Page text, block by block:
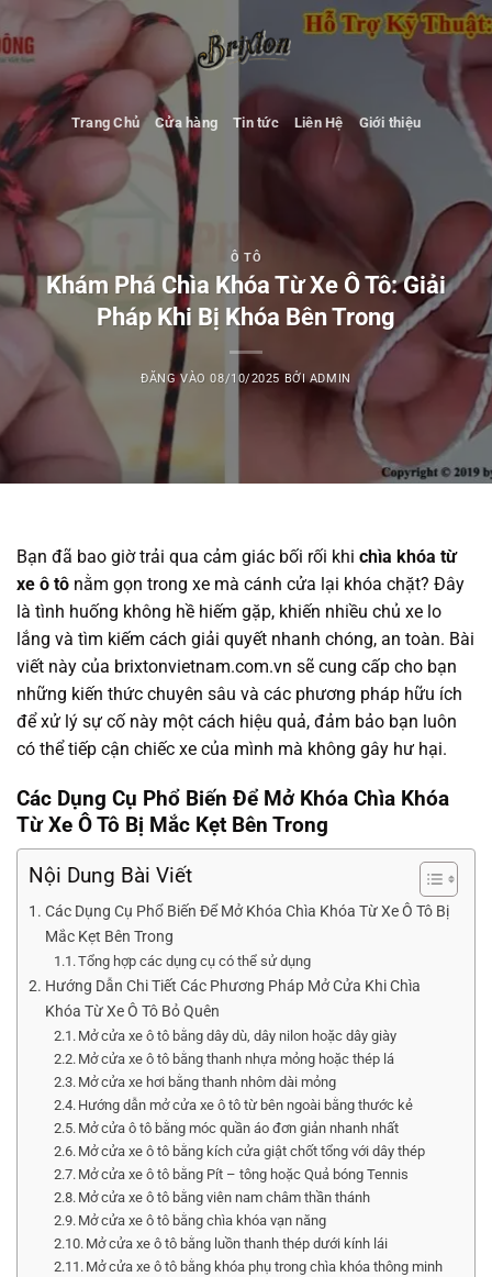
qua
nội
dung
Trang Chủ Cửa hàng Tin tức Liên Hệ Giới thiệu
Ô TÔ
Khám Phá Chìa Khóa Từ Xe Ô Tô: Giải
Pháp Khi Bị Khóa Bên Trong
ĐĂNG VÀO08/10/2025 BỞIADMIN
Bạn đã bao giờ trải qua cảm giác bối rối khi chìa khóa từ
xe ô tô nằm gọn trong xe mà cánh cửa lại khóa chặt? Đây
là tình huống không hề hiếm gặp, khiến nhiều chủ xe lo
lắng và tìm kiếm cách giải quyết nhanh chóng, an toàn. Bài
viết này của brixtonvietnam.com.vn sẽ cung cấp cho bạn
những kiến thức chuyên sâu và các phương pháp hữu ích
để xử lý sự cố này một cách hiệu quả, đảm bảo bạn luôn
có thể tiếp cận chiếc xe của mình mà không gây hư hại.
Các Dụng Cụ Phổ Biến Để Mở Khóa Chìa Khóa
Từ Xe Ô Tô Bị Mắc Kẹt Bên Trong
Nội Dung Bài Viết
Các Dụng Cụ Phổ Biến Để Mở Khóa Chìa Khóa Từ Xe Ô Tô Bị
Mắc Kẹt Bên Trong
Tổng hợp các dụng cụ có thể sử dụng
Hướng Dẫn Chi Tiết Các Phương Pháp Mở Cửa Khi Chìa
Khóa Từ Xe Ô Tô Bỏ Quên
Mở cửa xe ô tô bằng dây dù, dây nilon hoặc dây giày
Mở cửa xe ô tô bằng thanh nhựa mỏng hoặc thép lá
Mở cửa xe hơi bằng thanh nhôm dài mỏng
Hướng dẫn mở cửa xe ô tô từ bên ngoài bằng thước kẻ
Mở cửa ô tô bằng móc quần áo đơn giản nhanh nhất
Mở cửa xe ô tô bằng kích cửa giật chốt tổng với dây thép
Mở cửa xe ô tô bằng Pít – tông hoặc Quả bóng Tennis
Mở cửa xe ô tô bằng viên nam châm thần thánh
Mở cửa xe ô tô bằng chìa khóa vạn năng
Mở cửa xe ô tô bằng luồn thanh thép dưới kính lái
Mở cửa xe ô tô bằng khóa phụ trong chìa khóa thông minh